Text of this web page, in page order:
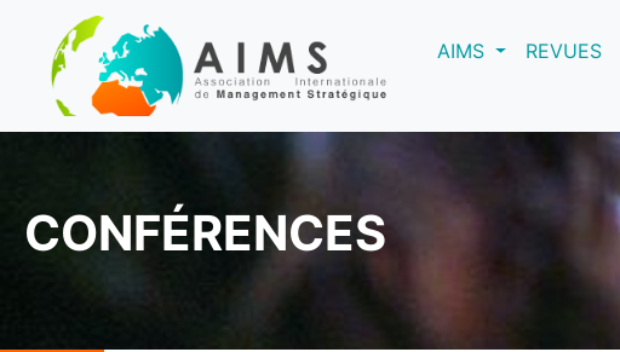
AIMS(current)REVUES
CONFÉRENCES